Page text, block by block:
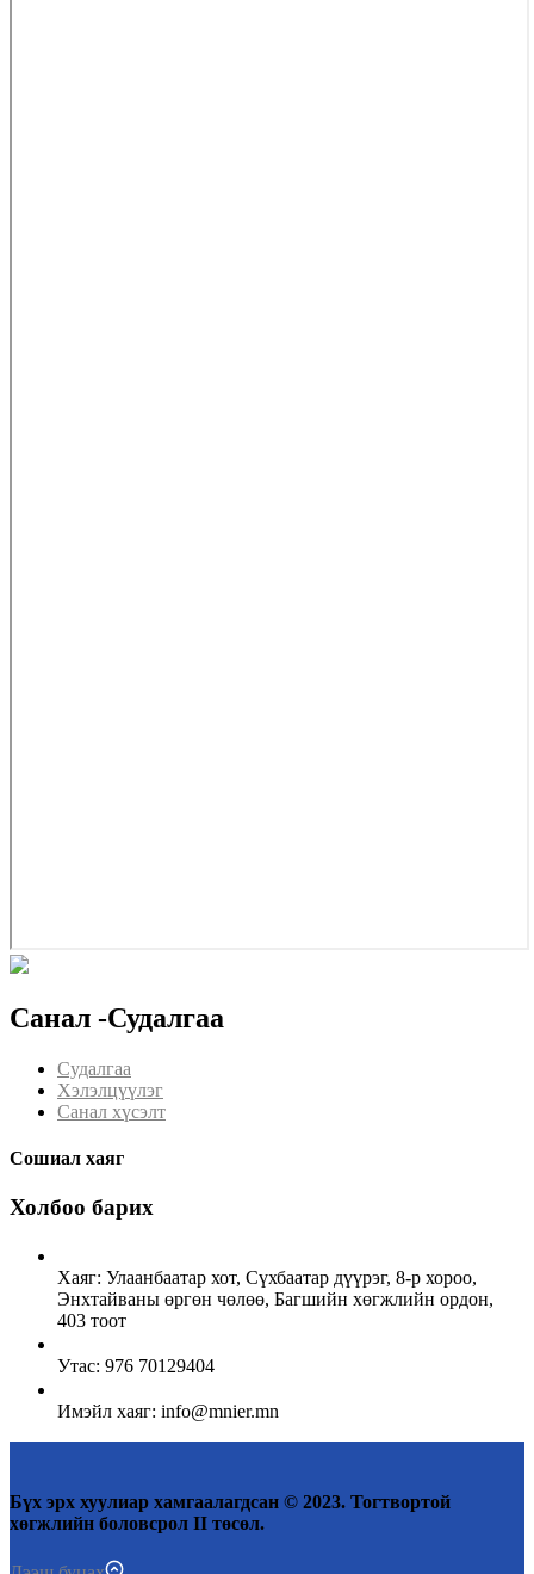
Санал -Судалгаа
Судалгаа
Хэлэлцүүлэг
Санал хүсэлт
Сошиал хаяг
Холбоо барих
Хаяг: Улаанбаатар хот, Сүхбаатар дүүрэг, 8-р хороо,
Энхтайваны өргөн чөлөө, Багшийн хөгжлийн ордон,
403 тоот
Утас: 976 70129404
Имэйл хаяг: info@mnier.mn
Бүх эрх хуулиар хамгаалагдсан © 2023. Тогтвортой
хөгжлийн боловсрол II төсөл.